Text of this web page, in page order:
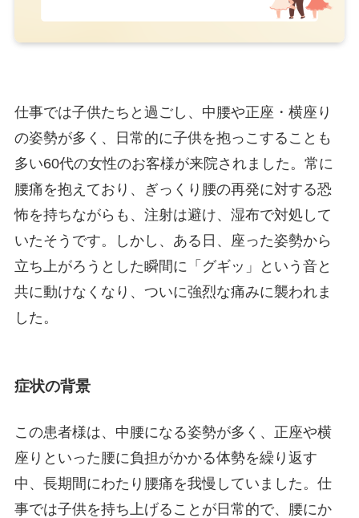
仕事では子供たちと過ごし、中腰や正座・横座り
の姿勢が多く、日常的に子供を抱っこすることも
多い60代の女性のお客様が来院されました。常に
腰痛を抱えており、ぎっくり腰の再発に対する恐
怖を持ちながらも、注射は避け、湿布で対処して
いたそうです。しかし、ある日、座った姿勢から
立ち上がろうとした瞬間に「グギッ」という音と
共に動けなくなり、ついに強烈な痛みに襲われま
した。
症状の背景
この患者様は、中腰になる姿勢が多く、正座や横
座りといった腰に負担がかかる体勢を繰り返す
中、長期間にわたり腰痛を我慢していました。仕
事では子供を持ち上げることが日常的で、腰にか